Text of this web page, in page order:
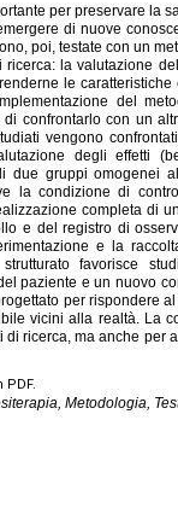
per preservare la
di nuove
poi, testate con un
la valutazione
le
del
confrontarlo con un
vengono
degli effetti
due gruppi omogenei
la condizione di
completa di
e del registro di
e la
favorisce
paziente e un nuovo
per rispondere
vicini alla realtà. La
ricerca, ma anche per
Metodologia,